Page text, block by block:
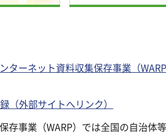
ターネット資料収集保存事業（WARP
（外部サイトへリンク）
事業（WARP）では全国の自治体